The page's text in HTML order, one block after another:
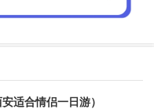
适合情侣一日游）